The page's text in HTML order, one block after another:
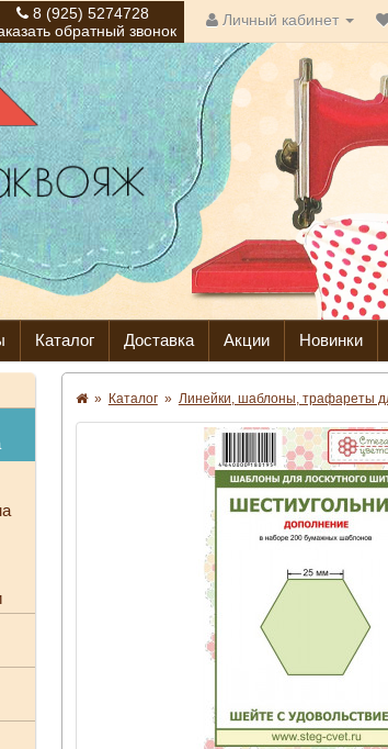
8 (925) 5274728
обратный звонок
Личный кабинет
Каталог Доставка Акции Новинки
» Каталог » Линейки, шаблоны, трафареты